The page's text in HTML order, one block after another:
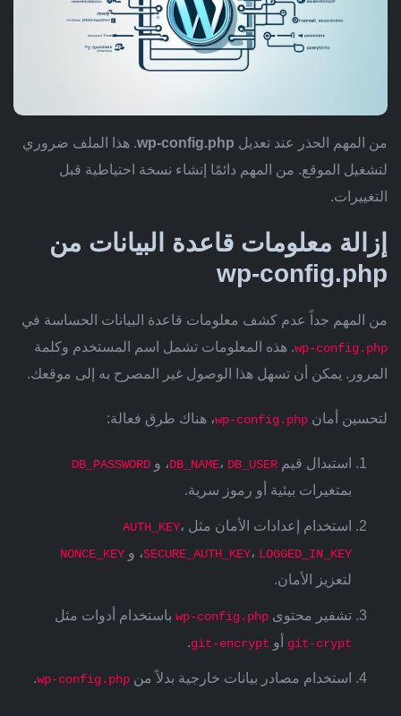
من المهم الحذر عند تعديل wp-config.php. هذا الملف ضروري
لتشغيل الموقع. من المهم دائمًا إنشاء نسخة احتياطية قبل
التغييرات.
إزالة معلومات قاعدة البيانات من
wp-config.php
من المهم جداً عدم كشف معلومات قاعدة البيانات الحساسة في
wp-config.php. هذه المعلومات تشمل اسم المستخدم وكلمة
المرور. يمكن أن تسهل هذا الوصول غير المصرح به إلى موقعك.
لتحسين أمان wp-config.php، هناك طرق فعالة:
استبدال قيم DB_NAME، DB_USER ، و DB_PASSWORD
بمتغيرات بيئية أو رموز سرية.
استخدام إعدادات الأمان مثل AUTH_KEY،
SECURE_AUTH_KEY، LOGGED_IN_KEY ، و NONCE_KEY
لتعزيز الأمان.
تشفير محتوى wp-config.php باستخدام أدوات مثل
git-crypt أو git-encrypt
.
استخدام مصادر بيانات خارجية بدلاً من wp-config.php
.